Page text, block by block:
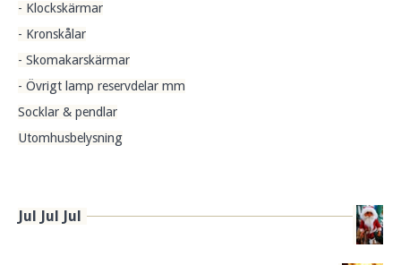
- Klockskärmar
- Kronskålar
- Skomakarskärmar
- Övrigt lamp reservdelar mm
Socklar & pendlar
Utomhusbelysning
Jul Jul Jul